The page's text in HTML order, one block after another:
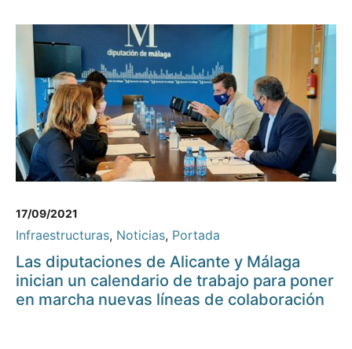
17/09/2021
Infraestructuras, Noticias, Portada
Las diputaciones de Alicante y Málaga
inician un calendario de trabajo para poner
en marcha nuevas líneas de colaboración